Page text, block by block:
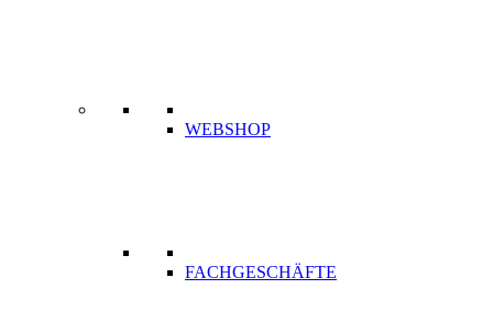
WEBSHOP
FACHGESCHÄFTE